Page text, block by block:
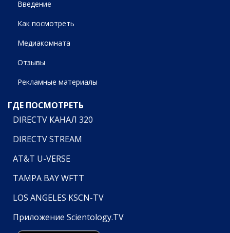
Введение
Как посмотреть
Медиакомната
Отзывы
Рекламные материалы
ГДЕ ПОСМОТРЕТЬ
DIRECTV КАНАЛ 320
DIRECTV STREAM
AT&T U-VERSE
TAMPA BAY WFTT
LOS ANGELES KSCN-TV
Приложение Scientology.TV